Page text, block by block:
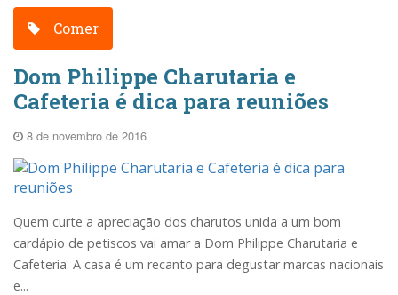
Comer
Dom Philippe Charutaria e
Cafeteria é dica para reuniões
8 de novembro de 2016
Quem curte a apreciação dos charutos unida a um bom
cardápio de petiscos vai amar a Dom Philippe Charutaria e
Cafeteria. A casa é um recanto para degustar marcas nacionais
e...